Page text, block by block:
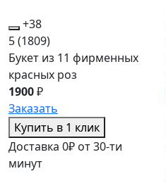
+38
5(1809)
Букет из 11 фирменных
красных роз
1900₽
Заказать
Купить в 1 клик
Доставка 0₽ от 30-ти
минут